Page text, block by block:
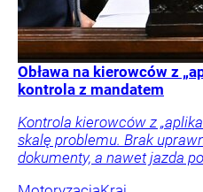
Obława na kierowców z
kontrola z mandatem
Kontrola kierowców z
skalę problemu. Brak
dokumenty, a nawet jazda